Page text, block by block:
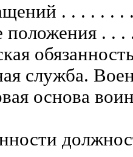
. . . . . .
. .
служба.
основа